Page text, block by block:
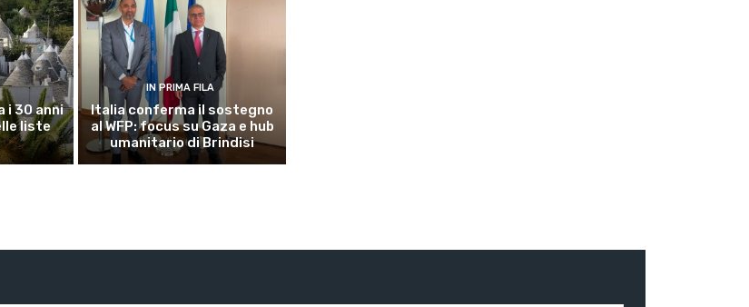
i 30 anni
liste
IN PRIMA FILA
Italia conferma il sostegno
al WFP: focus su Gaza e hub
umanitario di Brindisi